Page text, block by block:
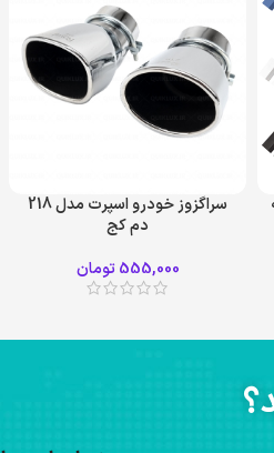
سراگزوز خودرو اسپرت مدل 218
دم کج
555,000 تومان